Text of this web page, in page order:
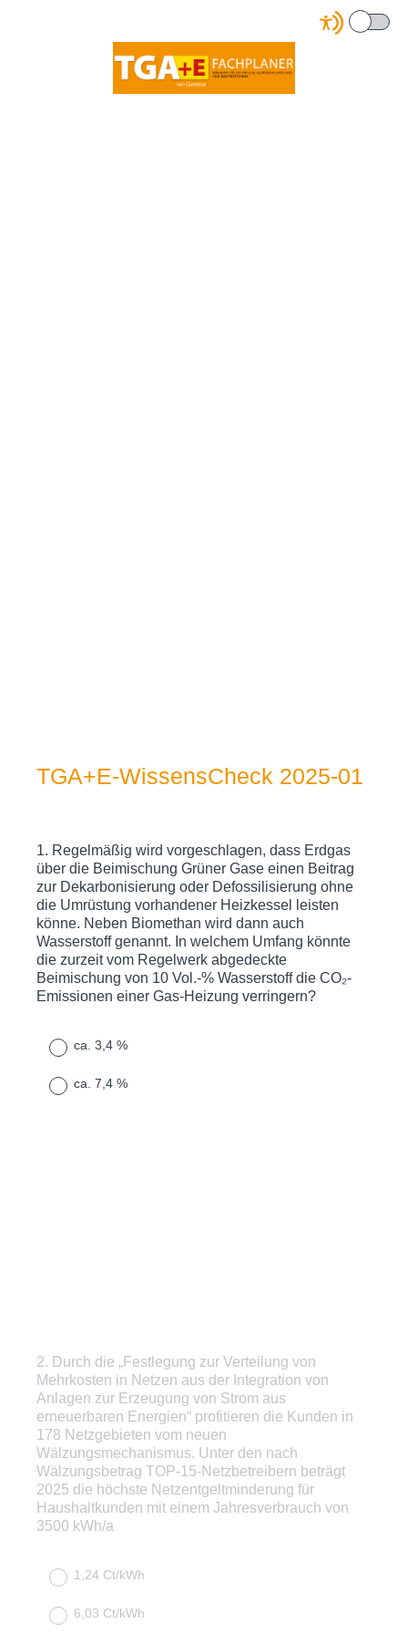
TGA+E-WissensCheck 2025-01
Question
Title
1. Regelmäßig wird vorgeschlagen, dass Erdgas
über die Beimischung Grüner Gase einen Beitrag
zur Dekarbonisierung oder Defossilisierung ohne
die Umrüstung vorhandener Heizkessel leisten
könne. Neben Biomethan wird dann auch
Wasserstoff genannt. In welchem Umfang könnte
die zurzeit vom Regelwerk abgedeckte
Beimischung von 10 Vol.-% Wasserstoff die CO₂-
Emissionen einer Gas-Heizung verringern?
ca. 3,4 %
ca. 7,4 %
Question
Title
2. Durch die „Festlegung zur Verteilung von
Mehrkosten in Netzen aus der Integration von
Anlagen zur Erzeugung von Strom aus
erneuerbaren Energien“ profitieren die Kunden in
178 Netzgebieten vom neuen
Wälzungsmechanismus. Unter den nach
Wälzungsbetrag TOP-15-Netzbetreibern beträgt
2025 die höchste Netzentgeltminderung für
Haushaltkunden mit einem Jahresverbrauch von
3500 kWh/a
1,24 Ct/kWh
6,03 Ct/kWh